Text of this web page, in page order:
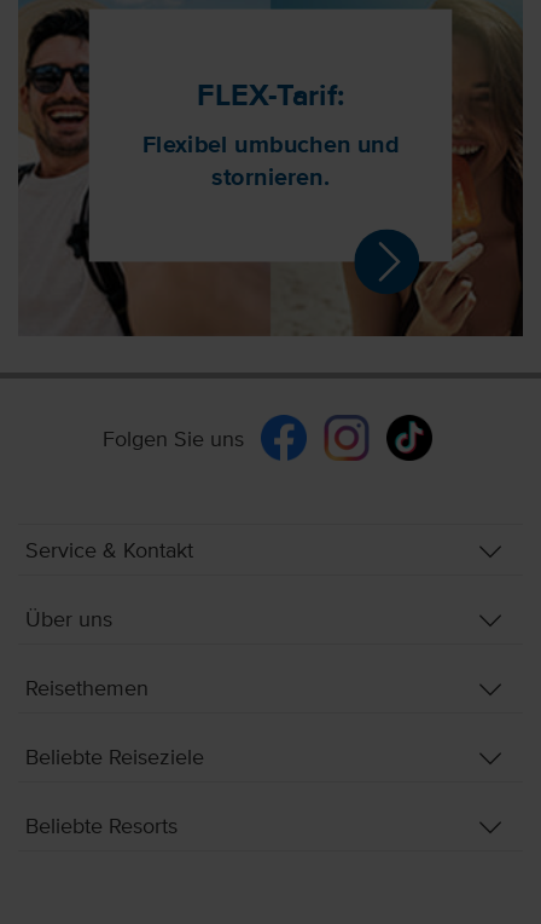
FLEX-Tarif:
Flexibel umbuchen und
stornieren.
Folgen Sie uns
Service & Kontakt
Über uns
Reisethemen
Beliebte Reiseziele
Beliebte Resorts